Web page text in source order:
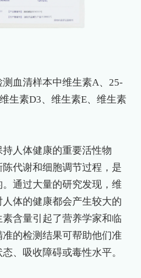
血清样本中维生素A、25-
生素D3、维生素E、维生素
人体健康的重要活性物
代谢和细胞调节过程，是
通过大量的研究发现，维
体的健康都会产生较大的
含量引起了营养学家和临
的检测结果可帮助他们准
、吸收障碍或毒性水平。